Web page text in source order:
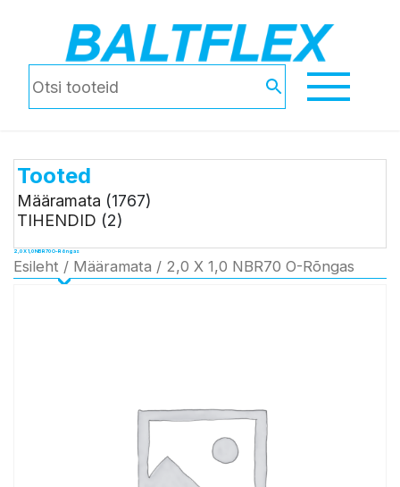
Tooted
Määramata (1767)
TIHENDID (2)
2,0 X 1,0 NBR70 O-Rõngas
Esileht / Määramata / 2,0 X 1,0 NBR70 O-Rõngas